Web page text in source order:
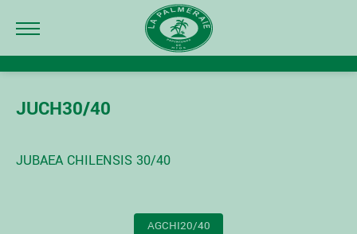
JUCH30/40
JUBAEA CHILENSIS 30/40
AGCHI20/40